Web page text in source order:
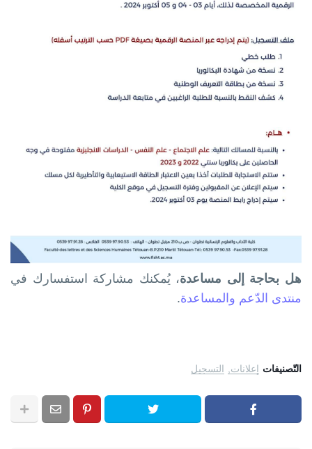
هل بحاجة إلى مساعدة، يُمكنك مشاركة استفسارك في
منتدى الدّعم والمساعدة.
التّصنيفات إعلانات التسجيل